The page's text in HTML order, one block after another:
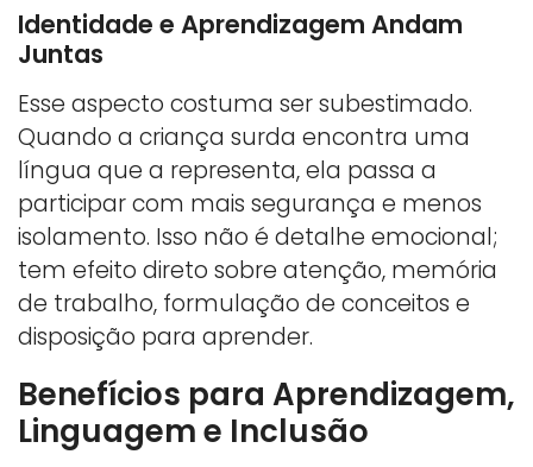
Identidade e Aprendizagem Andam
Juntas
Esse aspecto costuma ser subestimado.
Quando a criança surda encontra uma
língua que a representa, ela passa a
participar com mais segurança e menos
isolamento. Isso não é detalhe emocional;
tem efeito direto sobre atenção, memória
de trabalho, formulação de conceitos e
disposição para aprender.
Benefícios para Aprendizagem,
Linguagem e Inclusão